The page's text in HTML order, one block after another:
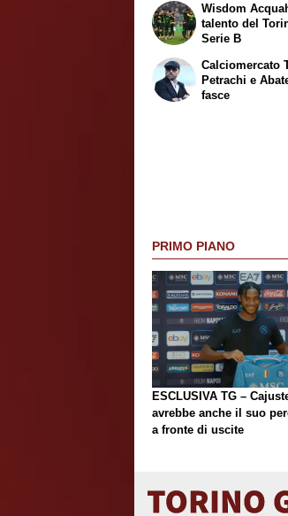
Wisdom
talento del
Serie B
Calciomercato
Petrachi e
fasce
PRIMO PIANO
ESCLUSIVA TG –
avrebbe anche il suo
a fronte di uscite